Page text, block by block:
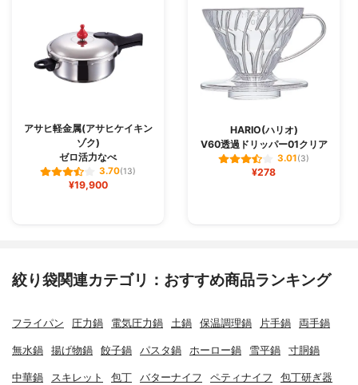
アサヒ軽金属(アサヒケイキン
ゾク)
ゼロ活力なべ
3.70(13)
¥19,900
HARIO(ハリオ)
V60透過ドリッパー01クリア
3.01(3)
¥278
絞り袋関連カテゴリ：おすすめ商品ランキング
フライパン 圧力鍋 電気圧力鍋 土鍋 保温調理鍋 片手鍋 両手鍋
無水鍋 揚げ物鍋 餃子鍋 パスタ鍋 ホーロー鍋 雪平鍋 寸胴鍋
中華鍋 スキレット 包丁 バターナイフ ペティナイフ 包丁研ぎ器